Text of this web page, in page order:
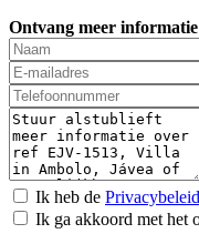
Ontvang meer
Ik heb de Privacybeleid
Ik ga akkoord met het